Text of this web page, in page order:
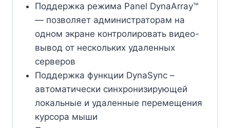
Поддержка режима Panel DynaArray™
— позволяет администраторам на
одном экране контролировать видео-
вывод от нескольких удаленных
серверов
Поддержка функции DynaSync –
автоматически синхронизирующей
локальные и удаленные перемещения
курсора мыши